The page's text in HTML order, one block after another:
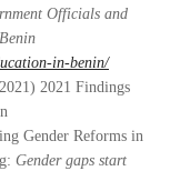
Officials and
in-benin/
2021 Findings
Gender Reforms in
Gender gaps start